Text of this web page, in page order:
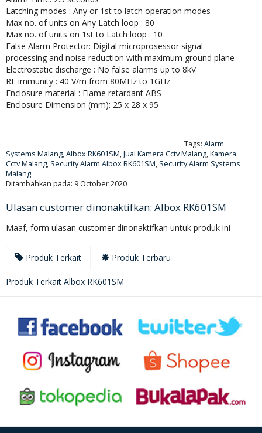
Latching modes : Any or 1st to latch operation modes
Max no. of units on Any Latch loop : 80
Max no. of units on 1st to Latch loop : 10
False Alarm Protector: Digital microprosessor signal
processing and noise reduction with maximum ground plane
Electrostatic discharge : No false alarms up to 8kV
RF immunity : 40 V/m from 80MHz to 1GHz
Enclosure material : Flame retardant ABS
Enclosure Dimension (mm): 25 x 28 x 95
Tags: Alarm
Systems Malang,Albox RK601SM,Jual Kamera Cctv Malang,Kamera
Cctv Malang, Security Alarm Albox RK601SM, Security Alarm Systems
Malang
Ditambahkan pada: 9 October 2020
Ulasan customer dinonaktifkan: Albox RK601SM
Maaf, form ulasan customer dinonaktifkan untuk produk ini
Produk Terkait Produk Terbaru
Produk Terkait Albox RK601SM